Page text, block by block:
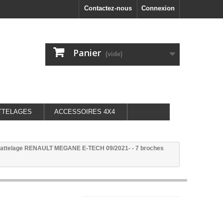
Connexion
Contactez-nous
Panier (vide)
ACCESSOIRES 4X4
RENAULT MEGANE E-TECH 09/2021- - 7 broches